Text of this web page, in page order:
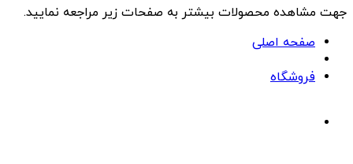
جهت مشاهده محصولات بیشتر به صفحات زیر مراجعه نمایید.
صفحه اصلی
فروشگاه